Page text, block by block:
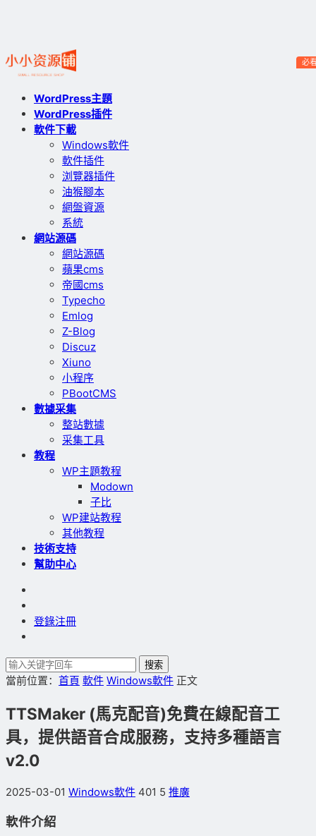
WordPress主題
WordPress插件
軟件下載
Windows軟件
軟件插件
浏覽器插件
油猴腳本
網盤資源
系統
網站源碼
網站源碼
蘋果cms
帝國cms
Typecho
Emlog
Z-Blog
Discuz
Xiuno
小程序
PBootCMS
數據采集
整站數據
采集工具
教程
WP主題教程
Modown
子比
WP建站教程
其他教程
技術支持
幫助中心
必
登錄注冊
搜索
當前位置： 首頁 軟件 Windows軟件 正文
TTSMaker (馬克配音)免費在線配音工
具，提供語音合成服務，支持多種語言
v2.0
2025-03-01 Windows軟件 401 5 推廣
軟件介紹